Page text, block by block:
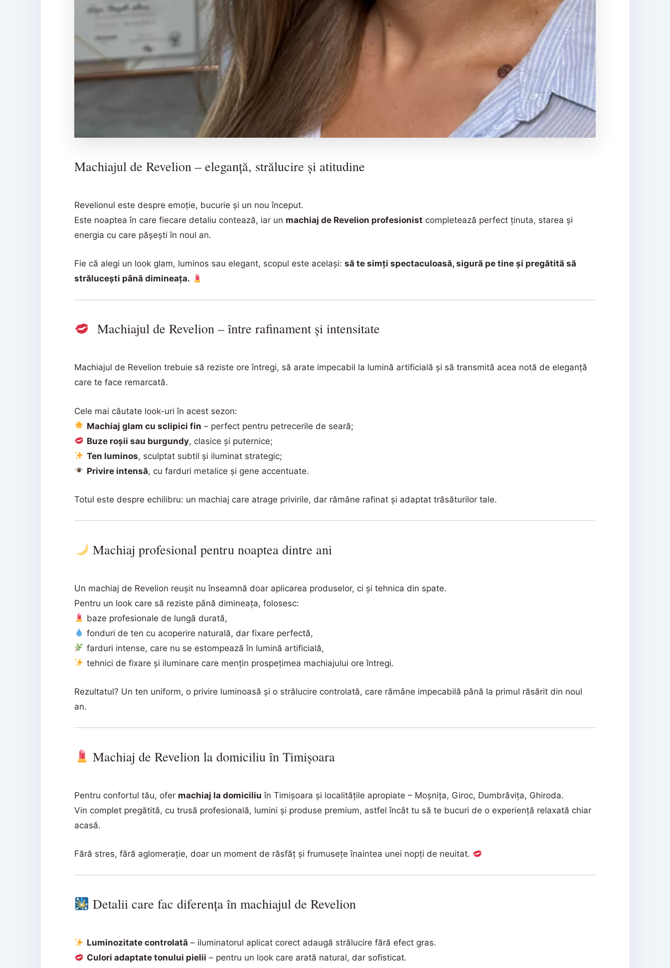
Machiajul de Revelion – eleganță, strălucire și atitudine
Revelionul este despre emoție, bucurie și un nou început.
Este noaptea în care fiecare detaliu contează, iar un machiaj de Revelion profesionist completează perfect ținuta, starea și
energia cu care pășești în noul an.
Fie că alegi un look glam, luminos sau elegant, scopul este același:să te simți spectaculoasă, sigură pe tine și pregătită să
strălucești până dimineața.
Machiajul de Revelion – între rafinament și intensitate
Machiajul de Revelion trebuie să reziste ore întregi, să arate impecabil la lumină artificială și să transmită acea notă de eleganță
care te face remarcată.
Cele mai căutate look-uri în acest sezon:
Machiaj glam cu sclipici fin – perfect pentru petrecerile de seară;
Buze roșii sau burgundy, clasice și puternice;
Ten luminos, sculptat subtil și iluminat strategic;
Privire intensă, cu farduri metalice și gene accentuate.
Totul este despre echilibru: un machiaj care atrage privirile, dar rămâne rafinat și adaptat trăsăturilor tale.
Machiaj profesional pentru noaptea dintre ani
Un machiaj de Revelion reușit nu înseamnă doar aplicarea produselor, ci și tehnica din spate.
Pentru un look care să reziste până dimineața, folosesc:
baze profesionale de lungă durată,
fonduri de ten cu acoperire naturală, dar fixare perfectă,
farduri intense, care nu se estompează în lumină artificială,
tehnici de fixare și iluminare care mențin prospețimea machiajului ore întregi.
Rezultatul? Un ten uniform, o privire luminoasă și o strălucire controlată, care rămâne impecabilă până la primul răsărit din noul
an.
Machiaj de Revelion la domiciliu în Timișoara
Pentru confortul tău, ofer machiaj la domiciliu în Timișoara și localitățile apropiate – Moșnița, Giroc, Dumbrăvița, Ghiroda.
Vin complet pregătită, cu trusă profesională, lumini și produse premium, astfel încât tu să te bucuri de o experiență relaxată chiar
acasă.
Fără stres, fără aglomerație, doar un moment de răsfăț și frumusețe înaintea unei nopți de neuitat.
Detalii care fac diferența în machiajul de Revelion
Luminozitate controlată – iluminatorul aplicat corect adaugă strălucire fără efect gras.
Culori adaptate tonului pielii – pentru un look care arată natural, dar sofisticat.